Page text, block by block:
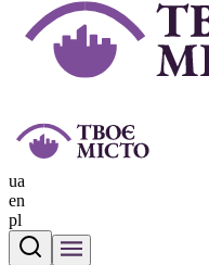
ua
en
pl